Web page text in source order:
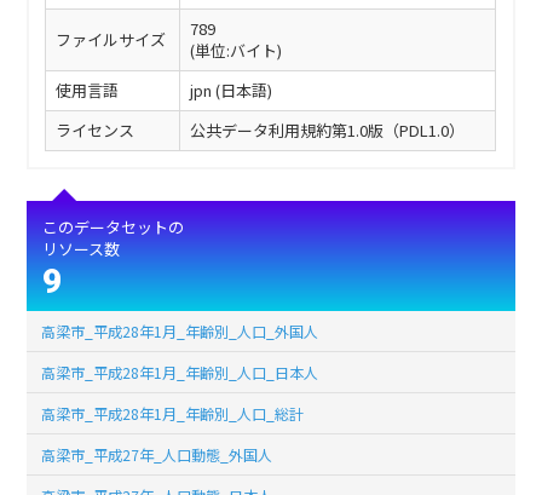
ファイルサイズ
789
(単位:バイト)
使用言語
jpn (日本語)
ライセンス
公共データ利用規約第1.0版（PDL1.0）
このデータセットの
リソース数
9
高梁市_平成28年1月_年齢別_人口_外国人
高梁市_平成28年1月_年齢別_人口_日本人
高梁市_平成28年1月_年齢別_人口_総計
高梁市_平成27年_人口動態_外国人